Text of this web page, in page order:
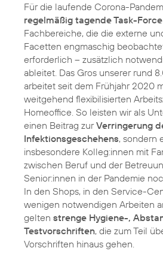
Für die laufende Corona-
regelmäßig tagende Task-Force
Fachbereiche, die die externe
Facetten engmaschig
erforderlich – zusätzlich
ableitet. Das Gros unserer rund
arbeitet seit dem Frühjahr 2020
weitgehend flexibilisierten
Homeoffice. So leisten wir als
einen Beitrag zurVerringerung
Infektionsgeschehens, sondern
insbesondere Kolleg:innen mit
zwischen Beruf und der
Senior:innen in der Pandemie
In den Shops, in den Service-
wenigen notwendigen Arbeiten
gelten strenge Hygiene-,
Testvorschriften, die zum Teil
Vorschriften hinaus gehen.